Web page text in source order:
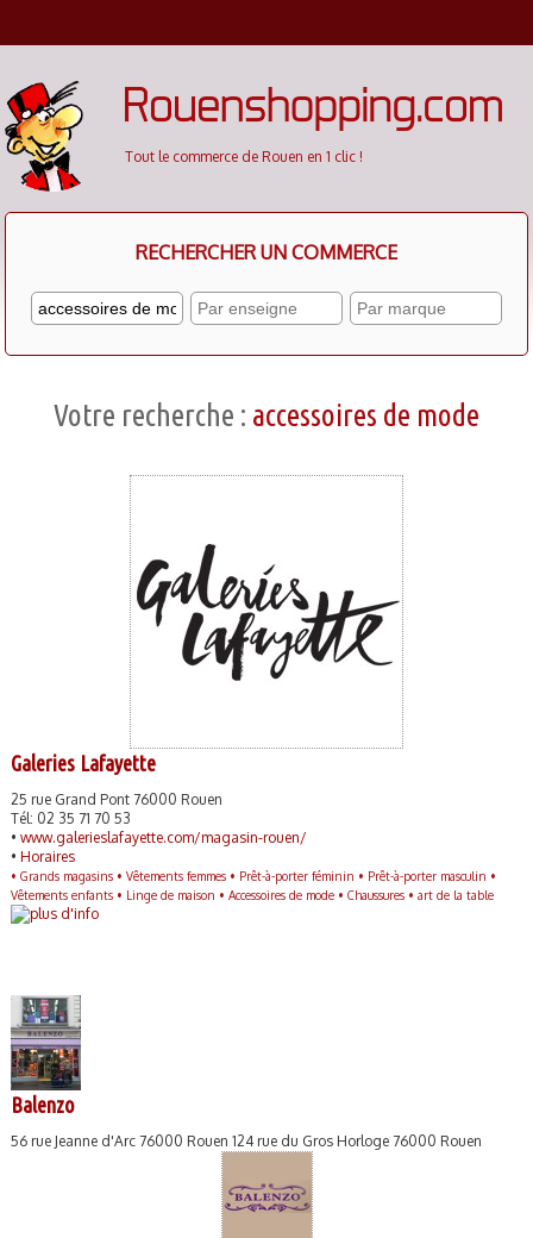
Tout le commerce de Rouen en 1 clic !
RECHERCHER UN COMMERCE
Votre recherche : accessoires de mode
Galeries Lafayette
25 rue Grand Pont 76000 Rouen
Tél: 02 35 71 70 53
• www.galerieslafayette.com/magasin-rouen/
• Horaires
• Grands magasins • Vêtements femmes • Prêt-à-porter féminin • Prêt-à-porter masculin •
Vêtements enfants • Linge de maison • Accessoires de mode • Chaussures • art de la table
Balenzo
56 rue Jeanne d'Arc 76000 Rouen 124 rue du Gros Horloge 76000 Rouen